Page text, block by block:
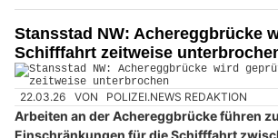
Stansstad NW: Achereggbrücke
Schifffahrt zeitweise
22.03.26 VON POLIZEI.NEWS REDAKTION
Arbeiten an der Achereggbrücke führen zu
Einschränkungen für die Schifffahrt